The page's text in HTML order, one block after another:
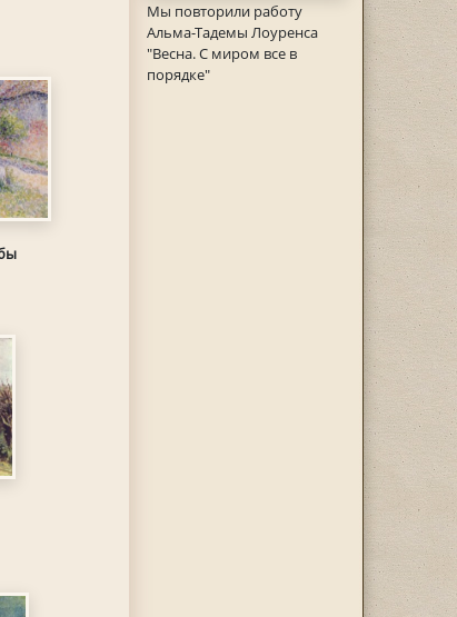
Мы повторили работу
Альма-Тадемы Лоуренса
"Весна. С миром все в
порядке"